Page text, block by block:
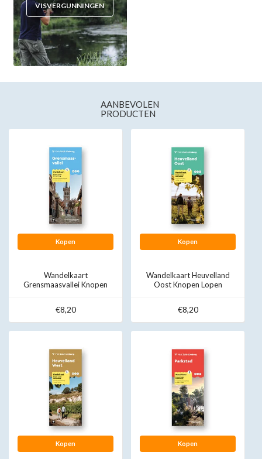
VISVERGUNNINGEN
AANBEVOLEN
PRODUCTEN
Kopen
Wandelkaart
Grensmaasvallei Knopen
€8,20
Kopen
Wandelkaart Heuvelland
Oost Knopen Lopen
€8,20
Kopen Kopen